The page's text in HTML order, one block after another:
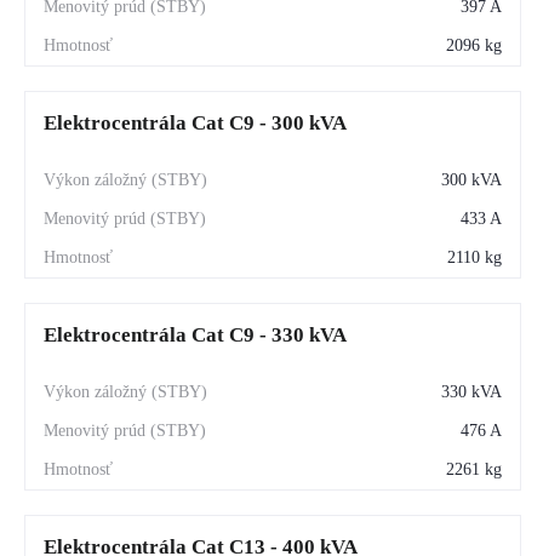
397 A
2096 kg
Elektrocentrála Cat C9 - 300 kVA
300 kVA
433 A
2110 kg
Elektrocentrála Cat C9 - 330 kVA
330 kVA
476 A
2261 kg
Elektrocentrála Cat C13 - 400 kVA